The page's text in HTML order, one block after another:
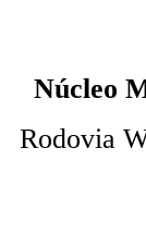
Núcleo
Rodovia